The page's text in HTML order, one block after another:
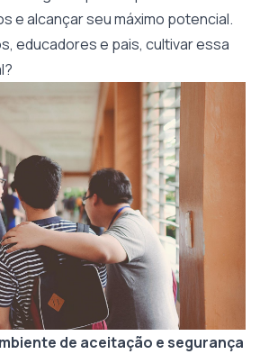
e alcançar seu máximo potencial.
educadores e pais, cultivar essa
de aceitação e segurança